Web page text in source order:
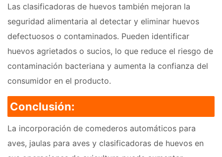
Las clasificadoras de huevos también mejoran la
seguridad alimentaria al detectar y eliminar huevos
defectuosos o contaminados. Pueden identificar
huevos agrietados o sucios, lo que reduce el riesgo de
contaminación bacteriana y aumenta la confianza del
consumidor en el producto.
Conclusión:
La incorporación de comederos automáticos para
aves, jaulas para aves y clasificadoras de huevos en